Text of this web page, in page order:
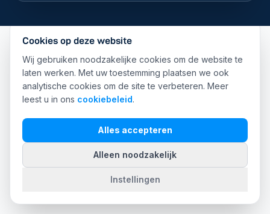
Cookies op deze website
Wij gebruiken noodzakelijke cookies om de website te
laten werken. Met uw toestemming plaatsen we ook
analytische cookies om de site te verbeteren. Meer
leest u in ons cookiebeleid.
Alles accepteren
Alleen noodzakelijk
Instellingen